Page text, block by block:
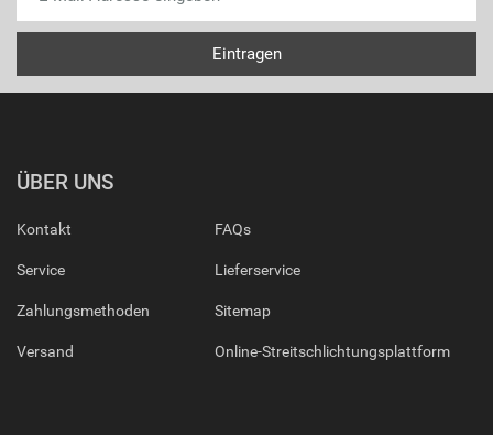
ÜBER UNS
Kontakt
Service
Zahlungsmethoden
Versand
FAQs
Lieferservice
Sitemap
Online-Streitschlichtungsplattform